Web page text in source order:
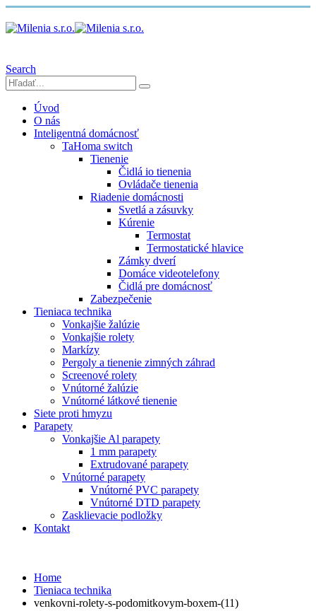
Search
Úvod
O nás
Inteligentná domácnosť
TaHoma switch
Tienenie
Čidlá io tienenia
Ovládače tienenia
Riadenie domácnosti
Svetlá a zásuvky
Kúrenie
Termostat
Termostatické hlavice
Zámky dverí
Domáce videotelefony
Čidlá pre domácnosť
Zabezpečenie
Tieniaca technika
Vonkajšie žalúzie
Vonkajšie rolety
Markízy
Pergoly a tienenie zimných záhrad
Screenové rolety
Vnútorné žalúzie
Vnútorné látkové tienenie
Siete proti hmyzu
Parapety
Vonkajšie Al parapety
1 mm parapety
Extrudované parapety
Vnútorné parapety
Vnútorné PVC parapety
Vnútorné DTD parapety
Zasklievacie podložky
Kontakt
Home
Tieniaca technika
venkovni-rolety-s-podomitkovym-boxem-(11)